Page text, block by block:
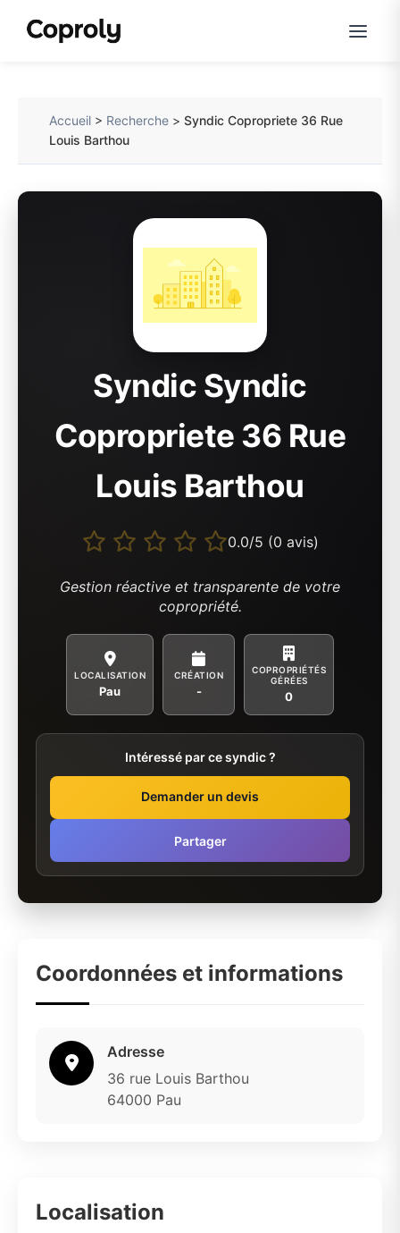
Accueil > Recherche >Syndic Copropriete 36 Rue
Louis Barthou
Syndic Syndic
Copropriete 36 Rue
Louis Barthou
0.0/5 (0 avis)
Gestion réactive et transparente de votre
copropriété.
LOCALISATION
Pau
CRÉATION
-
COPROPRIÉTÉS
GÉRÉES
0
Intéressé par ce syndic ?
Demander un devis
Partager
Coordonnées et informations
Adresse
36 rue Louis Barthou
64000 Pau
Localisation